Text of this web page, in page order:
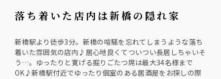
落ち着いた店内は新橋の隠れ家
新橋駅より徒歩3分。新橋の喧騒を忘れてしまうような落ち
着いた雰囲気の店内♪居心地良くてついつい長居しちゃいそ
う…。ゆったりと寛げる掘りごたつ席は最大34名様まで
OK♪新橋駅付近でゆったり個室のある居酒屋をお探しの際